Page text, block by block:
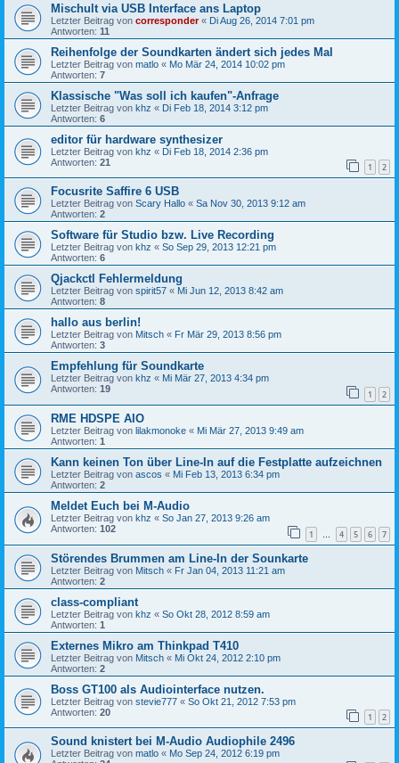
Mischult via USB Interface ans Laptop
Letzter Beitrag von corresponder« Di Aug 26, 2014 7:01 pm
Antworten: 11
Reihenfolge der Soundkarten ändert sich jedes Mal
Letzter Beitrag von matlo « Mo Mär 24, 2014 10:02 pm
Antworten: 7
Klassische "Was soll ich kaufen"-Anfrage
Letzter Beitrag von khz « Di Feb 18, 2014 3:12 pm
Antworten: 6
editor für hardware synthesizer
Letzter Beitrag von khz « Di Feb 18, 2014 2:36 pm
Antworten: 21 1 2
Focusrite Saffire 6 USB
Letzter Beitrag von Scary Hallo « Sa Nov 30, 2013 9:12 am
Antworten: 2
Software für Studio bzw. Live Recording
Letzter Beitrag von khz « So Sep 29, 2013 12:21 pm
Antworten: 6
Qjackctl Fehlermeldung
Letzter Beitrag von spirit57 « Mi Jun 12, 2013 8:42 am
Antworten: 8
hallo aus berlin!
Letzter Beitrag von Mitsch « Fr Mär 29, 2013 8:56 pm
Antworten: 3
Empfehlung für Soundkarte
Letzter Beitrag von khz « Mi Mär 27, 2013 4:34 pm
Antworten: 19 1 2
RME HDSPE AIO
Letzter Beitrag von lilakmonoke « Mi Mär 27, 2013 9:49 am
Antworten: 1
Kann keinen Ton über Line-In auf die Festplatte aufzeichnen
Letzter Beitrag von ascos « Mi Feb 13, 2013 6:34 pm
Antworten: 2
Meldet Euch bei M-Audio
Letzter Beitrag von khz « So Jan 27, 2013 9:26 am
Antworten: 102 1 … 4 5 6 7
Störendes Brummen am Line-In der Sounkarte
Letzter Beitrag von Mitsch « Fr Jan 04, 2013 11:21 am
Antworten: 2
class-compliant
Letzter Beitrag von khz « So Okt 28, 2012 8:59 am
Antworten: 1
Externes Mikro am Thinkpad T410
Letzter Beitrag von Mitsch « Mi Okt 24, 2012 2:10 pm
Antworten: 2
Boss GT100 als Audiointerface nutzen.
Letzter Beitrag von stevie777 « So Okt 21, 2012 7:53 pm
Antworten: 20 1 2
Sound knistert bei M-Audio Audiophile 2496
Letzter Beitrag von matlo « Mo Sep 24, 2012 6:19 pm